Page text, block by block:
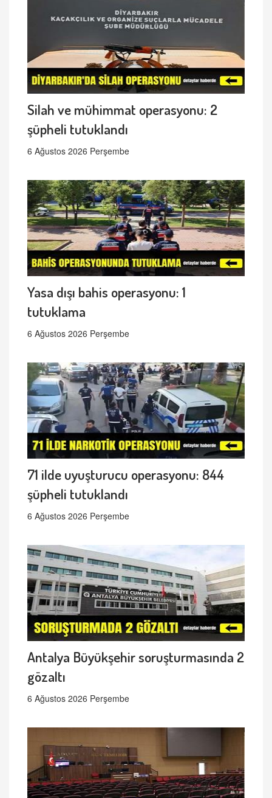
Silah ve mühimmat operasyonu: 2
şüpheli tutuklandı
6 Ağustos 2026 Perşembe
Yasa dışı bahis operasyonu: 1
tutuklama
6 Ağustos 2026 Perşembe
71 ilde uyuşturucu operasyonu: 844
şüpheli tutuklandı
6 Ağustos 2026 Perşembe
Antalya Büyükşehir soruşturmasında 2
gözaltı
6 Ağustos 2026 Perşembe